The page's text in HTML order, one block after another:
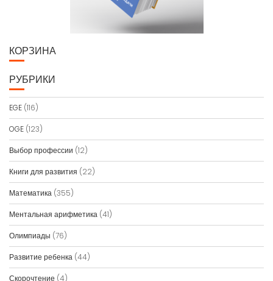
КОРЗИНА
РУБРИКИ
EGE (116)
OGE (123)
Выбор профессии (12)
Книги для развития (22)
Математика (355)
Ментальная арифметика (41)
Олимпиады (76)
Развитие ребенка (44)
Скорочтение (4)